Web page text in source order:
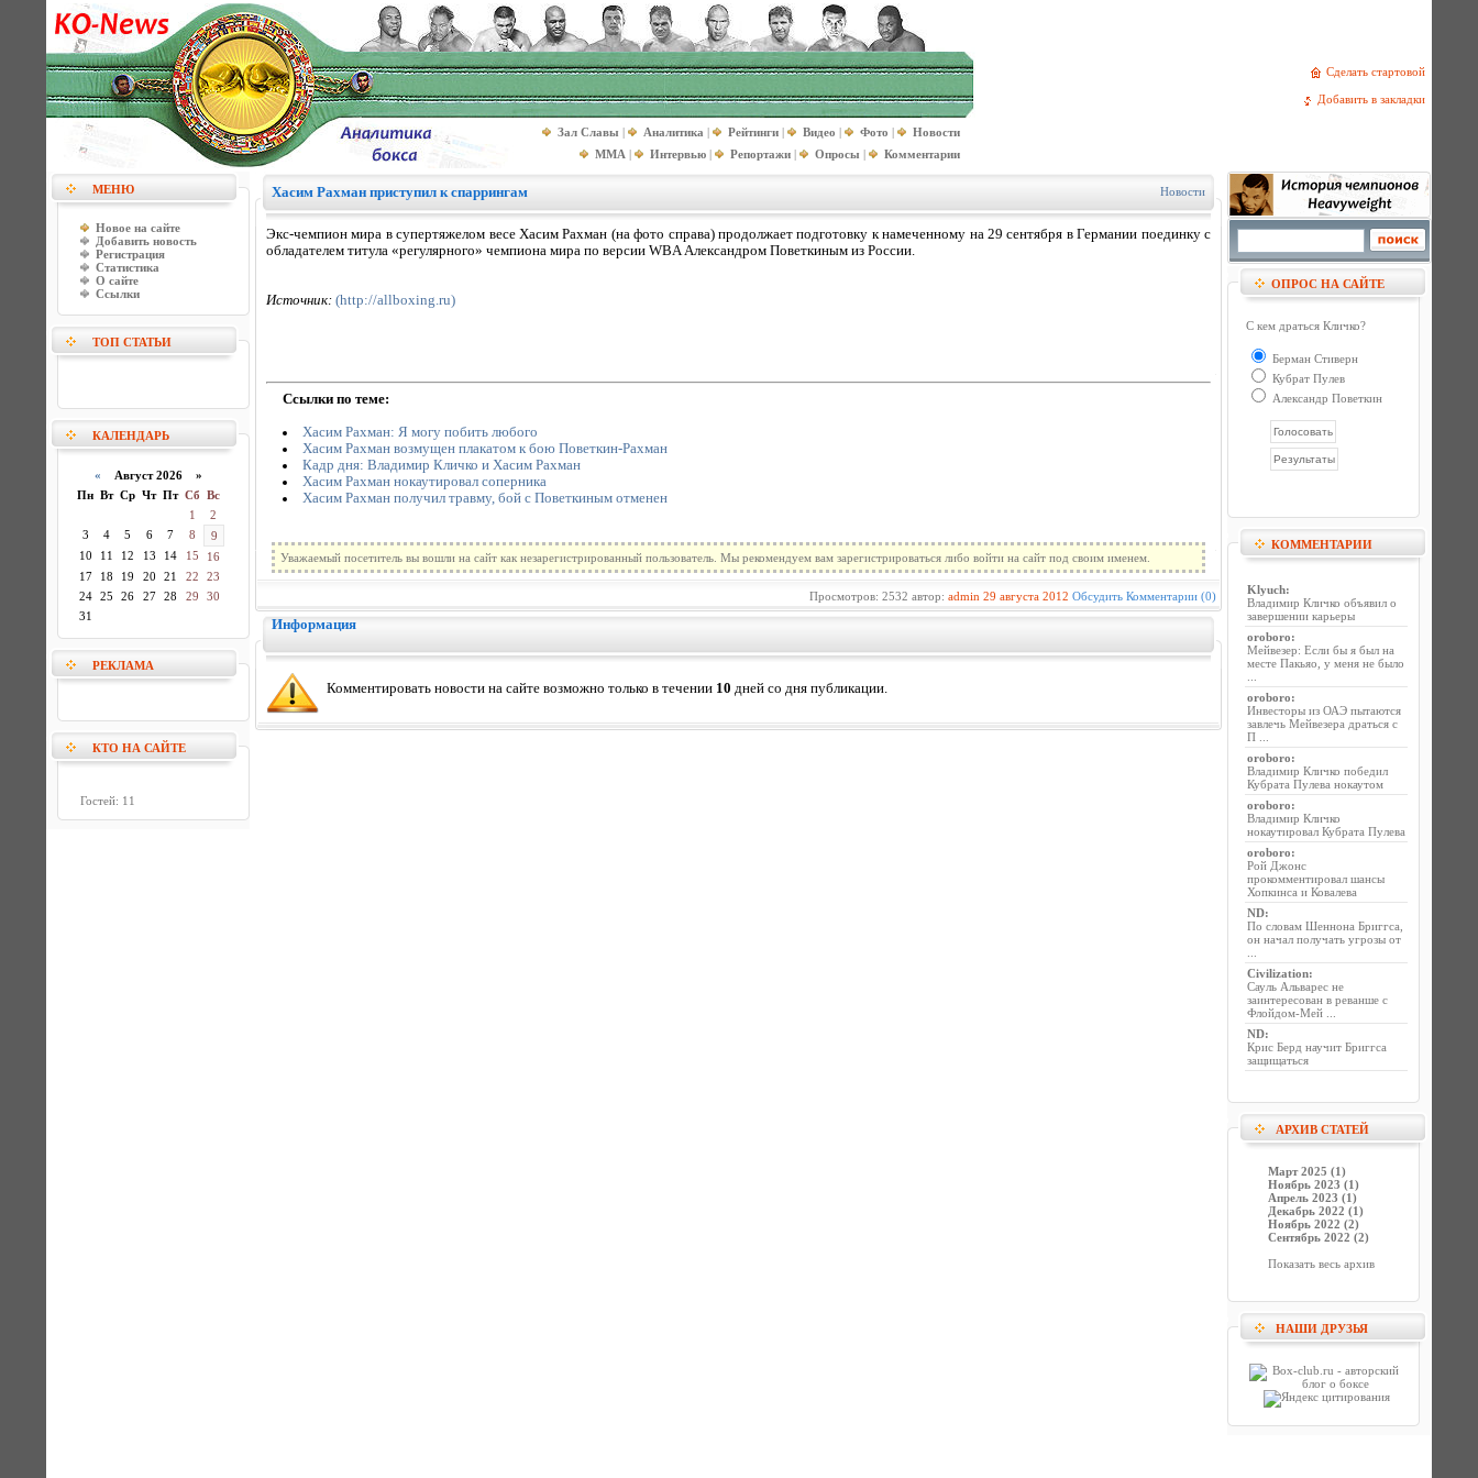
Сделать стартовой
Добавить в закладки
Зал Славы | Аналитика | Рейтинги | Видео | Фото |
Новости
MMA | Интервью | Репортажи | Опросы | Комментарии
МЕНЮ
Новое на сайте
Добавить новость
Регистрация
Статистика
О сайте
Ссылки
ТОП СТАТЬИ
КАЛЕНДАРЬ
« Август 2026 »
Пн Вт Ср Чт Пт Сб Вс
1
2
3
4 5 6 7 8
9
10
11 12 13 14 15
16
17
18 19 20 21 22
23
24
25 26 27 28 29
30
31
РЕКЛАМА
КТО НА САЙТЕ
Гостей: 11
Хасим Рахман приступил к спаррингам Новости
Экс-чемпион мира в супертяжелом весе Хасим Рахман (на фото справа) продолжает подготовку к намеченному на 29 сентября в Германии поединку с
обладателем титула «регулярного» чемпиона мира по версии WBA Александром Поветкиным из России.
Источник: (http://allboxing.ru)
Ссылки по теме:
Хасим Рахман: Я могу побить любого
Хасим Рахман возмущен плакатом к бою Поветкин-Рахман
Кадр дня: Владимир Кличко и Хасим Рахман
Хасим Рахман нокаутировал соперника
Хасим Рахман получил травму, бой с Поветкиным отменен
Уважаемый посетитель вы вошли на сайт как незарегистрированный пользователь. Мы рекомендуем вам зарегистрироваться либо войти на сайт под своим именем.
Просмотров: 2532 автор: admin 29 августа 2012 Обсудить Комментарии (0)
Информация
Комментировать новости на сайте возможно только в течении 10 дней со дня публикации.
ОПРОС НА САЙТЕ
С кем драться Кличко?
Берман Стиверн
Кубрат Пулев
Александр Поветкин
КОММЕНТАРИИ
Klyuch:
Владимир Кличко объявил о
завершении карьеры
oroboro:
Мейвезер: Если бы я был на
месте Пакьяо, у меня не было
oroboro:
Инвесторы из ОАЭ пытаются
завлечь Мейвезера драться с
П ...
oroboro:
Владимир Кличко победил
Кубрата Пулева нокаутом
oroboro:
Владимир Кличко
нокаутировал Кубрата Пулева
oroboro:
Рой Джонс
прокомментировал шансы
Хопкинса и Ковалева
ND:
По словам Шеннона Бриггса,
он начал получать угрозы от
Civilization:
Сауль Альварес не
заинтересован в реванше с
Флойдом-Мей ...
ND:
Крис Берд научит Бриггса
защищаться
АРХИВ СТАТЕЙ
Март 2025 (1)
Ноябрь 2023 (1)
Апрель 2023 (1)
Декабрь 2022 (1)
Ноябрь 2022 (2)
Сентябрь 2022 (2)
Показать весь архив
НАШИ ДРУЗЬЯ